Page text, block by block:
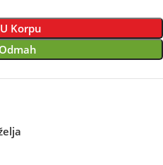
Korpu